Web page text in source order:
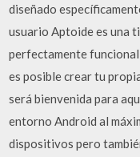
diseñado
usuario Aptoide es una
perfectamente
es posible crear tu
será bienvenida para
entorno Android al
dispositivos pero